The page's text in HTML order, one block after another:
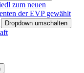
zum neuen
der EVP gewählt
Dropdown umschalten